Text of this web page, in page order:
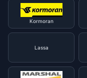
Kormoran
Lassa